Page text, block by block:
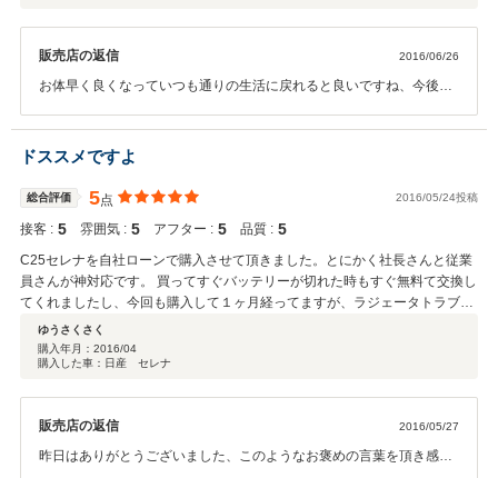
販売店の返信 2016/06/26
お体早く良くなっていつも通りの生活に戻れると良いですね、今後と
ドススメですよ
総合評価 5点 2016/05/24投稿
接客 : 5 雰囲気 : 5 アフター : 5 品質 : 5
C25セレナを自社ローンで購入させて頂きました。とにかく社長さんと従業
員さんが神対応です。 買ってすぐバッテリーが切れた時もすぐ無料て交換し
てくれましたし、今回も購入して１ヶ月経ってますが、ラジェータトラブル
も部品代無料で対応して頂きました。妻に怒られずに助かりました。 こんな
アフターケアが素晴らしい車屋は初めてです。いつも神対応ありがとうござ
います。 これからも期待しています。
ゆうさくさく
購入年月： 2016/04
購入した車：日産 セレナ
販売店の返信 2016/05/27
昨日はありがとうございました、このようなお褒めの言葉を頂き感謝